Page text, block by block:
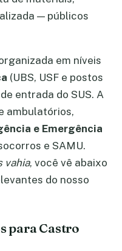
— públicos
em níveis
(UBS, USF e postos
entrada do SUS. A
ambulatórios,
e Emergência
e SAMU.
vahia, você vê abaixo
do nosso
para Castro